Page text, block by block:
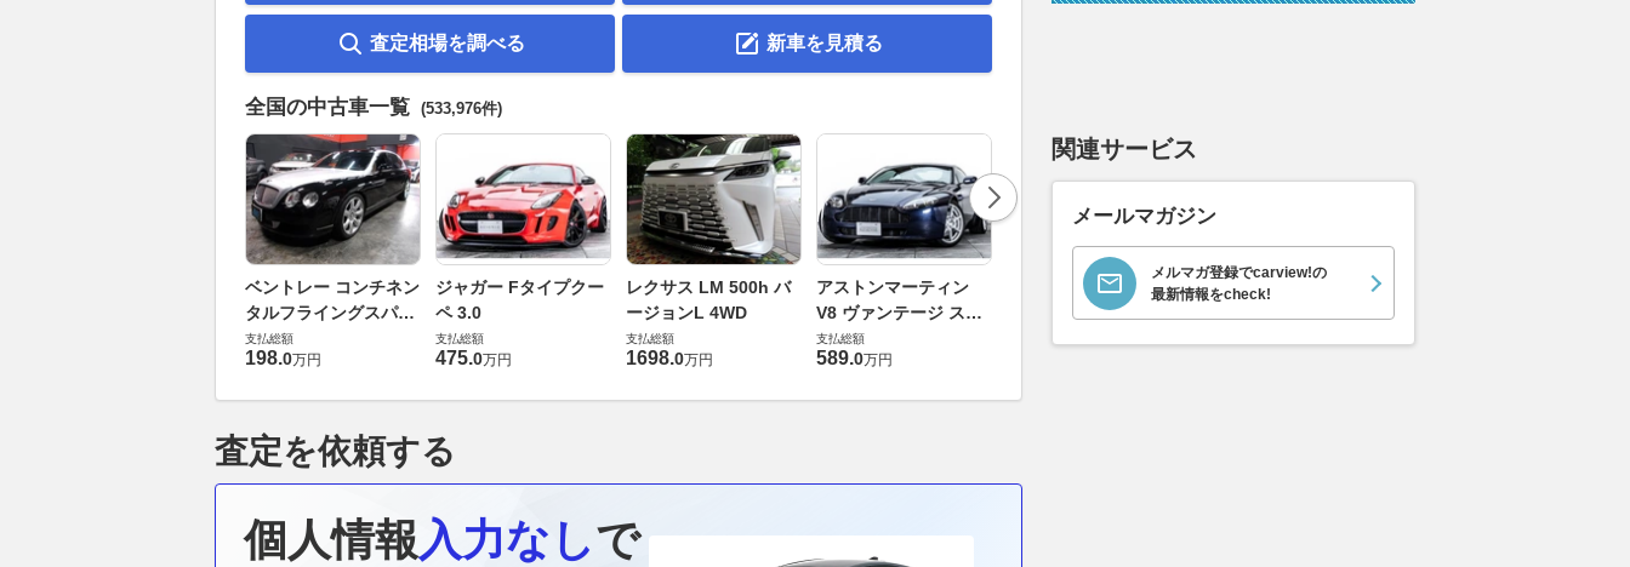
査定相場を調べる 新車を見積る
全国の中古車一覧 (533,976件)
ベントレー コンチネン
タルフライングスパー
6.0 4WD
支払総額
198.0万円
ジャガー Fタイプクー
ペ 3.0
支払総額
475.0万円
レクサス LM 500h バ
ージョンL 4WD
支払総額
1698.0万円
アストンマーティン
V8 ヴァンテージ スポ
ーツシフト
支払総額
589.0万円
ロータス エヴォーラ
エヴォーラ
ホンダ NSX 3.0
支払総額
898.0
905
査定を依頼する
個人情報入力なしで
関連サービス
メールマガジン
メルマガ登録でcarview!の
最新情報をcheck!